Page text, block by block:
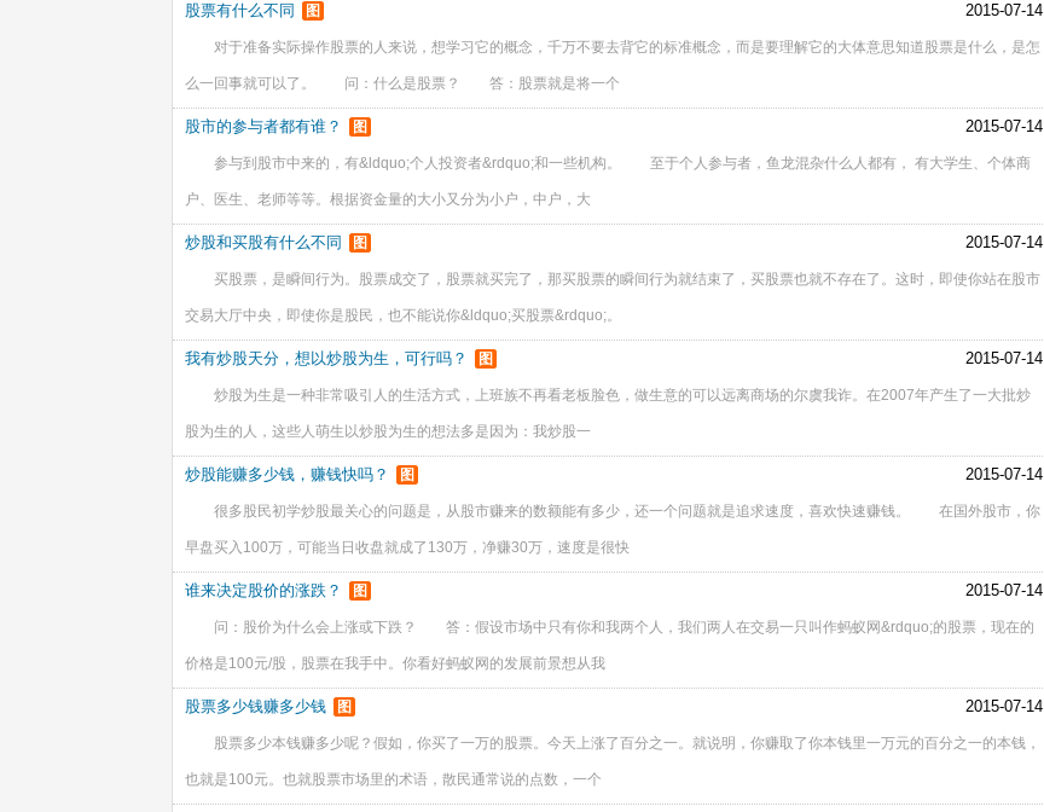
股票有什么不同 图 2015-07-14
对于准备实际操作股票的人来说，想学习它的概念，千万不要去背它的标准概念，而是要理解它的大体意思知道股票是什么，是怎
么一回事就可以了。 问：什么是股票？ 答：股票就是将一个
股市的参与者都有谁？ 图 2015-07-14
参与到股市中来的，有&ldquo;个人投资者&rdquo;和一些机构。 至于个人参与者，鱼龙混杂什么人都有， 有大学生、个体商
户、医生、老师等等。根据资金量的大小又分为小户，中户，大
炒股和买股有什么不同 图 2015-07-14
买股票，是瞬间行为。股票成交了，股票就买完了，那买股票的瞬间行为就结束了，买股票也就不存在了。这时，即使你站在股市
交易大厅中央，即使你是股民，也不能说你&ldquo;买股票&rdquo;。
我有炒股天分，想以炒股为生，可行吗？ 图 2015-07-14
炒股为生是一种非常吸引人的生活方式，上班族不再看老板脸色，做生意的可以远离商场的尔虞我诈。在2007年产生了一大批炒
股为生的人，这些人萌生以炒股为生的想法多是因为：我炒股一
炒股能赚多少钱，赚钱快吗？ 图 2015-07-14
很多股民初学炒股最关心的问题是，从股市赚来的数额能有多少，还一个问题就是追求速度，喜欢快速赚钱。 在国外股市，你
早盘买入100万，可能当日收盘就成了130万，净赚30万，速度是很快
谁来决定股价的涨跌？ 图 2015-07-14
问：股价为什么会上涨或下跌？ 答：假设市场中只有你和我两个人，我们两人在交易一只叫作蚂蚁网&rdquo;的股票，现在的
价格是100元/股，股票在我手中。你看好蚂蚁网的发展前景想从我
股票多少钱赚多少钱 图 2015-07-14
股票多少本钱赚多少呢？假如，你买了一万的股票。今天上涨了百分之一。就说明，你赚取了你本钱里一万元的百分之一的本钱，
也就是100元。也就股票市场里的术语，散民通常说的点数，一个